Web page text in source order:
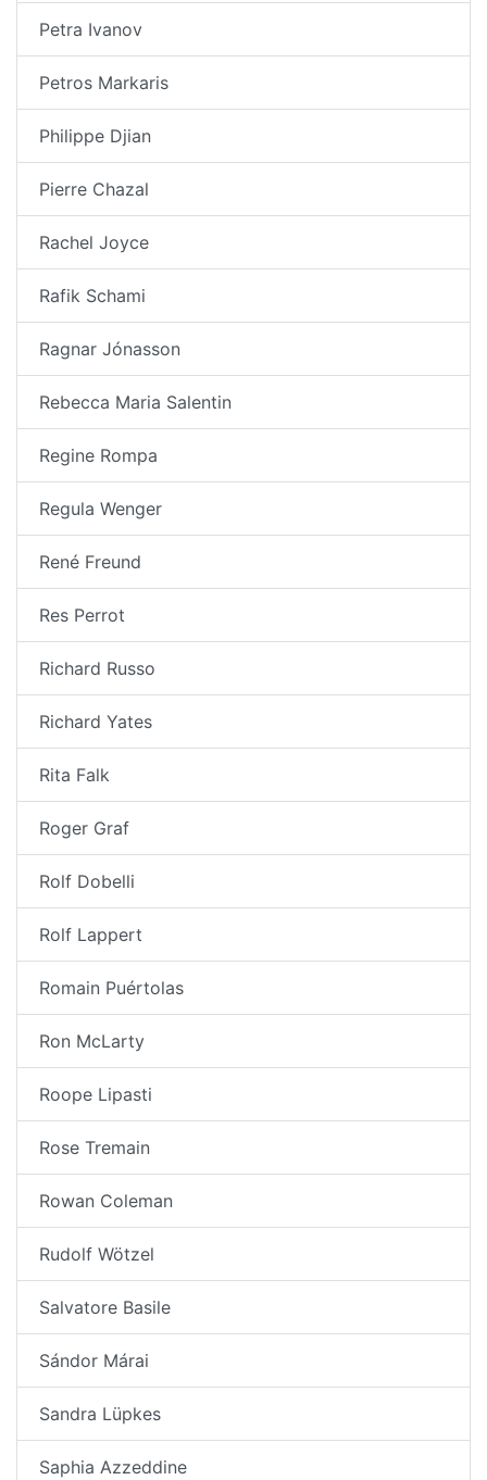
Petra Ivanov
Petros Markaris
Philippe Djian
Pierre Chazal
Rachel Joyce
Rafik Schami
Ragnar Jónasson
Rebecca Maria Salentin
Regine Rompa
Regula Wenger
René Freund
Res Perrot
Richard Russo
Richard Yates
Rita Falk
Roger Graf
Rolf Dobelli
Rolf Lappert
Romain Puértolas
Ron McLarty
Roope Lipasti
Rose Tremain
Rowan Coleman
Rudolf Wötzel
Salvatore Basile
Sándor Márai
Sandra Lüpkes
Saphia Azzeddine